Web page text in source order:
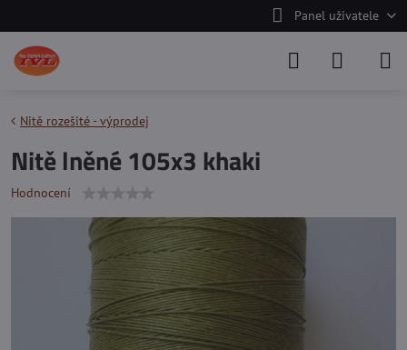
Panel uživatele
Nitě rozešité - výprodej
Nitě lněné 105x3 khaki
Hodnocení